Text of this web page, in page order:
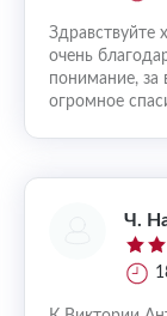
Здравствуйте
очень
понимание, за
огромное
Ч.